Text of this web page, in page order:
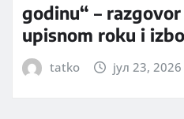
godinu“ –
upisnom roku i
tatko јул 23, 2026